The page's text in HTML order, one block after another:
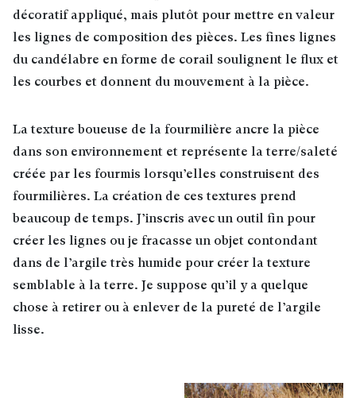
décoratif appliqué, mais plutôt pour mettre en valeur
les lignes de composition des pièces. Les fines lignes
du candélabre en forme de corail soulignent le flux et
les courbes et donnent du mouvement à la pièce.
La texture boueuse de la fourmilière ancre la pièce
dans son environnement et représente la terre/saleté
créée par les fourmis lorsqu’elles construisent des
fourmilières. La création de ces textures prend
beaucoup de temps. J’inscris avec un outil fin pour
créer les lignes ou je fracasse un objet contondant
dans de l’argile très humide pour créer la texture
semblable à la terre. Je suppose qu’il y a quelque
chose à retirer ou à enlever de la pureté de l’argile
lisse.